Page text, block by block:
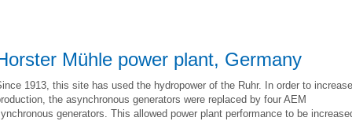
Mühle power plant, Germany
1913, this site has used the hydropower of the Ruhr. In order to increase
the asynchronous generators were replaced by four AEM
generators. This allowed power plant performance to be